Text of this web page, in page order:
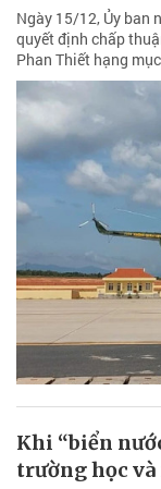
Ngày 15/12, Ủy ban
quyết định chấp
Phan Thiết hạng
Khi “biển
trường học và